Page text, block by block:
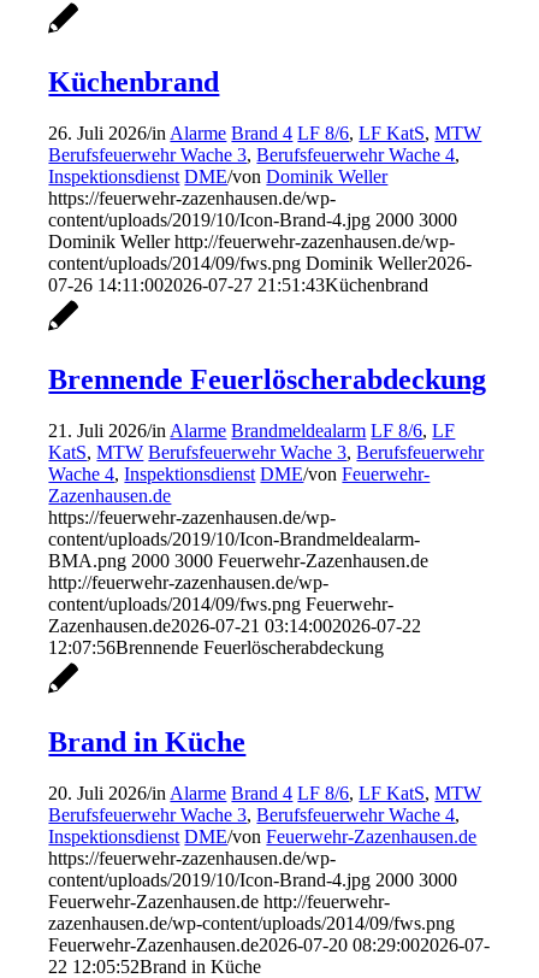
Küchenbrand
26. Juli 2026/in Alarme Brand 4 LF 8/6,LF KatS,MTW
Berufsfeuerwehr Wache 3,Berufsfeuerwehr Wache 4,
Inspektionsdienst DME/vonDominik Weller
https://feuerwehr-zazenhausen.de/wp-
content/uploads/2019/10/Icon-Brand-4.jpg 2000 3000
Dominik Weller http://feuerwehr-zazenhausen.de/wp-
content/uploads/2014/09/fws.png Dominik Weller2026-
07-26 14:11:002026-07-27 21:51:43Küchenbrand
Brennende Feuerlöscherabdeckung
21. Juli 2026/in Alarme Brandmeldealarm LF 8/6,LF
KatS,MTW Berufsfeuerwehr Wache 3,Berufsfeuerwehr
Wache 4,Inspektionsdienst DME/vonFeuerwehr-
Zazenhausen.de
https://feuerwehr-zazenhausen.de/wp-
content/uploads/2019/10/Icon-Brandmeldealarm-
BMA.png 2000 3000 Feuerwehr-Zazenhausen.de
http://feuerwehr-zazenhausen.de/wp-
content/uploads/2014/09/fws.png Feuerwehr-
Zazenhausen.de2026-07-21 03:14:002026-07-22
12:07:56Brennende Feuerlöscherabdeckung
Brand in Küche
20. Juli 2026/in Alarme Brand 4 LF 8/6,LF KatS,MTW
Berufsfeuerwehr Wache 3,Berufsfeuerwehr Wache 4,
Inspektionsdienst DME/vonFeuerwehr-Zazenhausen.de
https://feuerwehr-zazenhausen.de/wp-
content/uploads/2019/10/Icon-Brand-4.jpg 2000 3000
Feuerwehr-Zazenhausen.de http://feuerwehr-
zazenhausen.de/wp-content/uploads/2014/09/fws.png
Feuerwehr-Zazenhausen.de2026-07-20 08:29:002026-07-
22 12:05:52Brand in Küche